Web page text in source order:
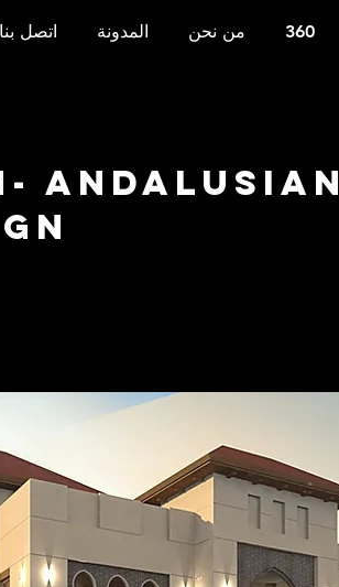
Andalusian
360 من نحن المدونة اتصل بنا